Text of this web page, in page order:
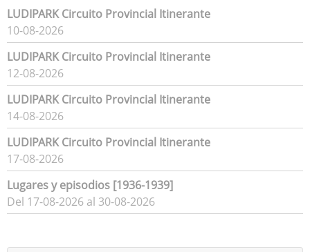
LUDIPARK Circuito Provincial Itinerante
10-08-2026
LUDIPARK Circuito Provincial Itinerante
12-08-2026
LUDIPARK Circuito Provincial Itinerante
14-08-2026
LUDIPARK Circuito Provincial Itinerante
17-08-2026
Lugares y episodios [1936-1939]
Del 17-08-2026 al 30-08-2026